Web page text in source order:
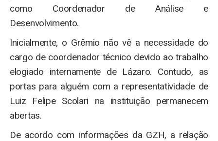
como Coordenador de Análise e
Desenvolvimento.
Inicialmente, o Grêmio não vê a necessidade do
cargo de coordenador técnico devido ao trabalho
elogiado internamente de Lázaro. Contudo, as
portas para alguém com a representatividade de
Luiz Felipe Scolari na instituição permanecem
abertas.
De acordo com informações da GZH, a relação